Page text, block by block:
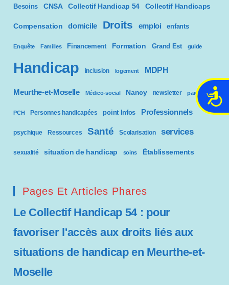
A
c
Besoins CNSA Collectif Handicap 54 Collectif Handicaps
Compensation domicile Droits emploi enfants
Enquête Familles Financement Formation Grand Est guide
Handicap inclusion logement MDPH
Meurthe-et-Moselle Médico-social Nancy newsletter parcours
PCH Personnes handicapées point Infos Professionnels
psychique Ressources Santé Scolarisation services
sexualité situation de handicap soins Établissements
Pages Et Articles Phares
Le Collectif Handicap 54 : pour
favoriser l'accès aux droits liés aux
situations de handicap en Meurthe-et-
Moselle